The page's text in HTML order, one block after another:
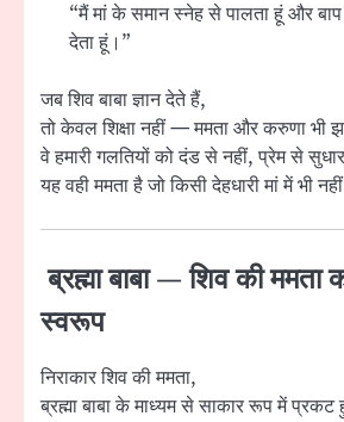
“मैं मां के समान स्नेह से पालता हूं और बाप
देता हूं।”
जब शिव बाबा ज्ञान देते हैं,
तो केवल शिक्षा नहीं — ममता और करुणा भी
वे हमारी गलतियों को दंड से नहीं, प्रेम से
यह वही ममता है जो किसी देहधारी मां में भी
ब्रह्मा बाबा — शिव की ममता
स्वरूप
निराकार शिव की ममता,
ब्रह्मा बाबा के माध्यम से साकार रूप में प्रकट